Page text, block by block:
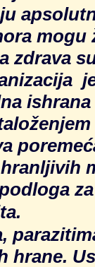
mogu
zdrava
hrane.